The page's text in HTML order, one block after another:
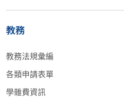
教務
教務法規彙編
各類申請表單
學雜費資訊